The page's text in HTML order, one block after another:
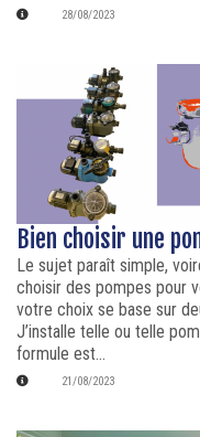
28/08/2023
Bien choisir une
Le sujet paraît simple,
choisir des pompes pour
votre choix se base sur
J’installe telle ou telle
formule est...
21/08/2023